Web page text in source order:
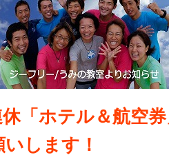
「ホテル＆航空
します！